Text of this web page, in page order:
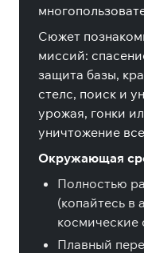
Сюжет
миссий:
защита базы,
стелс, поиск и
урожая, гонки
уничтожение
Окружающая
Полностью
(копайтесь в
космические
Плавный